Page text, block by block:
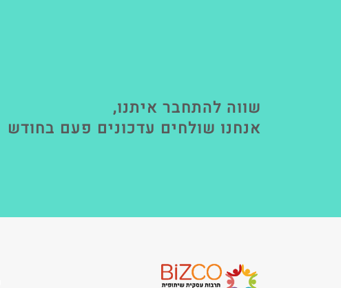
שווה להתחבר איתנו,
אנחנו שולחים עדכונים פעם בחודש